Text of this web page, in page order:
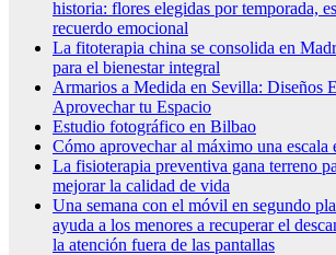
historia: flores elegidas por temporada,
recuerdo emocional
La fitoterapia china se consolida en
para el bienestar integral
Armarios a Medida en Sevilla: Diseños
Aprovechar tu Espacio
Estudio fotográfico en Bilbao
Cómo aprovechar al máximo una escala
La fisioterapia preventiva gana terreno
mejorar la calidad de vida
Una semana con el móvil en segundo
ayuda a los menores a recuperar el
la atención fuera de las pantallas